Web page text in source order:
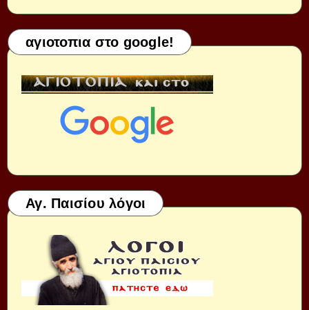
αγιοτοπια στο google!
Αγ. Παισίου λόγοι